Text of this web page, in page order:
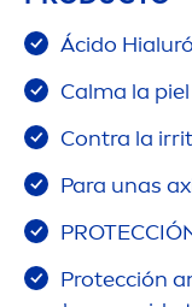
Ácido
Calma la
Contra la
Para unas
Protección